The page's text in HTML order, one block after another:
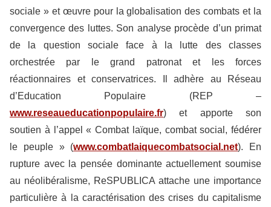
sociale » et œuvre pour la globalisation des combats et la
convergence des luttes. Son analyse procède d’un primat
de la question sociale face à la lutte des classes
orchestrée par le grand patronat et les forces
réactionnaires et conservatrices. Il adhère au Réseau
d’Education Populaire (REP –
www.reseaueducationpopulaire.fr) et apporte son
soutien à l’appel « Combat laïque, combat social, fédérer
le peuple » (www.combatlaiquecombatsocial.net). En
rupture avec la pensée dominante actuellement soumise
au néolibéralisme, ReSPUBLICA attache une importance
particulière à la caractérisation des crises du capitalisme